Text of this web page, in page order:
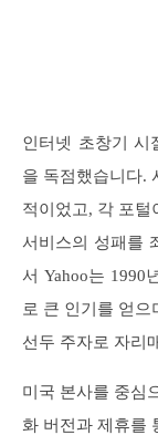
인터넷 초창기 시
을 독점했습니다.
적이었고, 각 포
서비스의 성패를
서 Yahoo는 1990
로 큰 인기를 얻
선두 주자로 자리
미국 본사를 중심
화 버전과 제휴를